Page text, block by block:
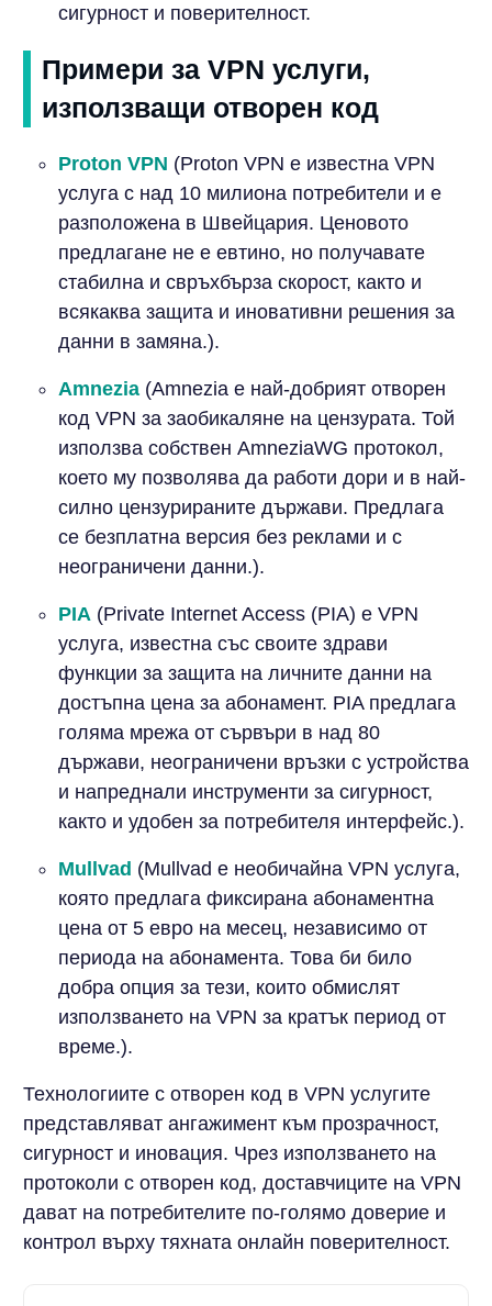
сигурност и поверителност.
Примери за VPN услуги,
използващи отворен код
Proton VPN (Proton VPN е известна VPN
услуга с над 10 милиона потребители и е
разположена в Швейцария. Ценовото
предлагане не е евтино, но получавате
стабилна и свръхбърза скорост, както и
всякаква защита и иновативни решения за
данни в замяна.).
Amnezia(Amnezia е най-добрият отворен
код VPN за заобикаляне на цензурата. Той
използва собствен AmneziaWG протокол,
което му позволява да работи дори и в най-
силно цензурираните държави. Предлага
се безплатна версия без реклами и с
неограничени данни.).
PIA (Private Internet Access (PIA) е VPN
услуга, известна със своите здрави
функции за защита на личните данни на
достъпна цена за абонамент. PIA предлага
голяма мрежа от сървъри в над 80
държави, неограничени връзки с устройства
и напреднали инструменти за сигурност,
както и удобен за потребителя интерфейс.).
Mullvad (Mullvad е необичайна VPN услуга,
която предлага фиксирана абонаментна
цена от 5 евро на месец, независимо от
периода на абонамента. Това би било
добра опция за тези, които обмислят
използването на VPN за кратък период от
време.).
Технологиите с отворен код в VPN услугите
представляват ангажимент към прозрачност,
сигурност и иновация. Чрез използването на
протоколи с отворен код, доставчиците на VPN
дават на потребителите по-голямо доверие и
контрол върху тяхната онлайн поверителност.